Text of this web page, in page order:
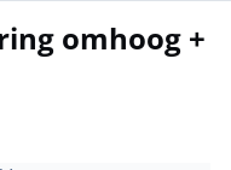
omhoog +